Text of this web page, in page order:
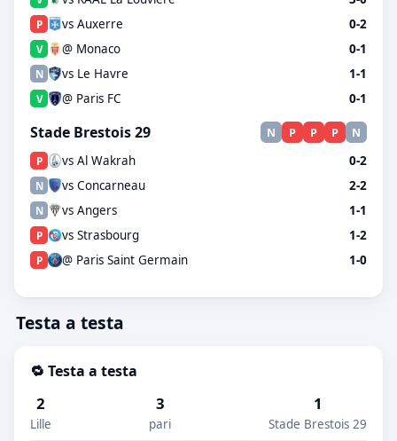
P vs Auxerre 0-2
V @ Monaco 0-1
N vs Le Havre 1-1
V @ Paris FC 0-1
Stade Brestois 29 N P P P N
P vs Al Wakrah 0-2
N vs Concarneau 2-2
N vs Angers 1-1
P vs Strasbourg 1-2
P @ Paris Saint Germain 1-0
Testa a testa
🔁 Testa a testa
2
Lille
3
pari
1
Stade Brestois 29